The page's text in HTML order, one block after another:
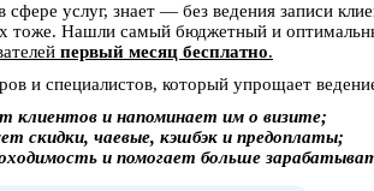
сфере услуг, знает — без ведения записи
тоже. Нашли самый бюджетный и
первый месяц бесплатно.
и специалистов, который упрощает
клиентов и напоминает им о визите;
скидки, чаевые, кэшбэк и предоплаты;
и помогает больше